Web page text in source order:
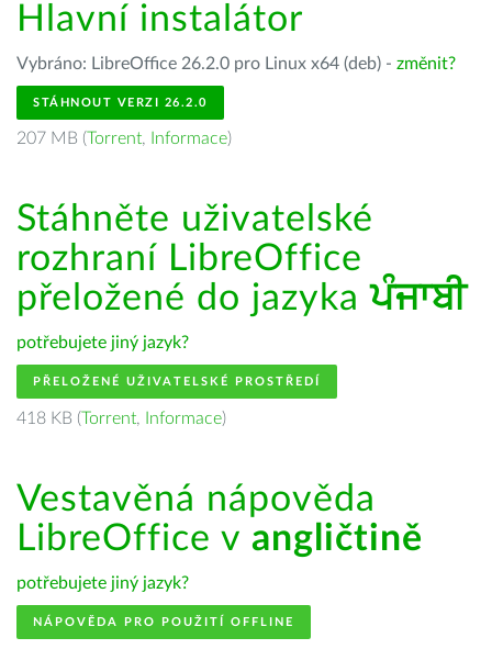
Hlavní instalátor
Vybráno: LibreOffice 26.2.0 pro Linux x64 (deb) - změnit?
STÁHNOUT VERZI 26.2.0
207 MB (Torrent, Informace)
Stáhněte uživatelské
rozhraní LibreOffice
přeložené do jazykaਪੰਜਾਬੀ
potřebujete jiný jazyk?
PŘELOŽENÉ UŽIVATELSKÉ PROSTŘEDÍ
418 KB (Torrent, Informace)
Vestavěná nápověda
LibreOffice v angličtině
potřebujete jiný jazyk?
NÁPOVĚDA PRO POUŽITÍ OFFLINE